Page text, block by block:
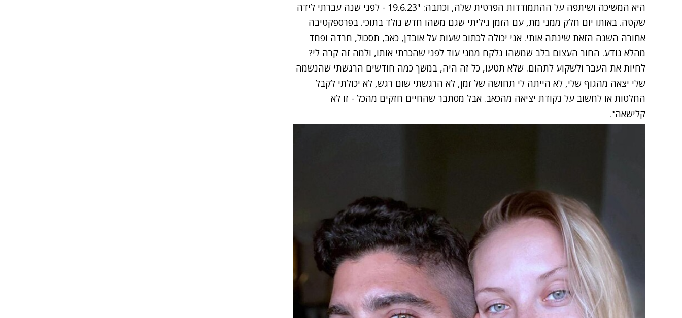
היא המשיכה ושיתפה על ההתמודדות הפרטית שלה, וכתבה: "19.6.23 - לפני שנה עברתי לידה
שקטה. באותו יום חלק ממני מת, עם הזמן גיליתי שגם משהו חדש נולד בתוכי. בפרספקטיבה
אחורה השנה הזאת שינתה אותי. אני יכולה לכתוב שעות על אובדן, כאב, תסכול, חרדה ופחד
מהלא נודע. החור העצום בלב שמשהו נלקח ממני עוד לפני שהכרתי אותו, ולמה זה קרה לי?
לחיות את העבר ולשקוע לתהום. שלא תטעו, כל זה היה, במשך כמה חודשים הרגשתי שהנשמה
שלי יצאה מהגוף שלי, לא הייתה לי תחושה של זמן, לא הרגשתי שום רגש, לא יכולתי לקבל
החלטות או לחשוב על נקודת יציאה מהכאב. אבל מסתבר שהחיים חזקים מהכל - זו לא
קלישאה".